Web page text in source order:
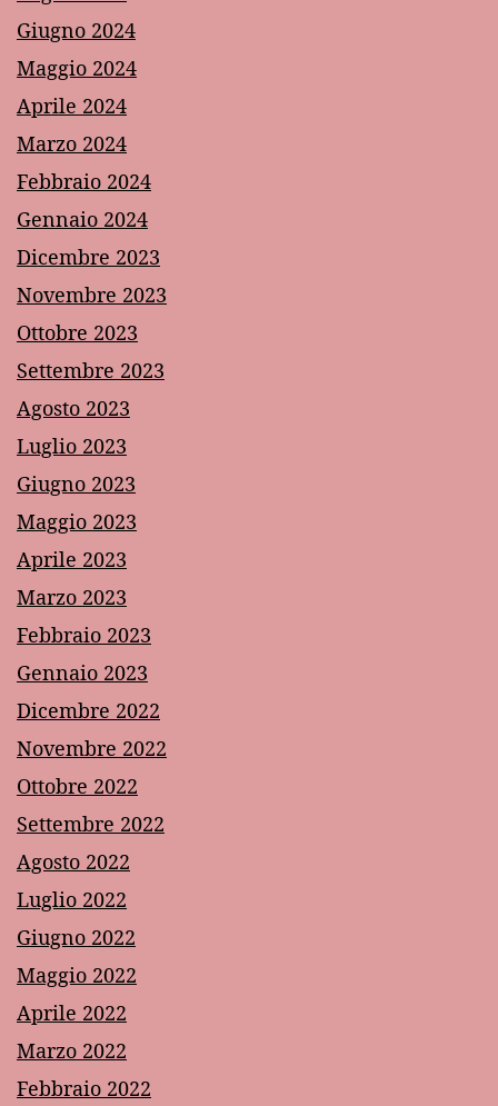
Giugno 2024
Maggio 2024
Aprile 2024
Marzo 2024
Febbraio 2024
Gennaio 2024
Dicembre 2023
Novembre 2023
Ottobre 2023
Settembre 2023
Agosto 2023
Luglio 2023
Giugno 2023
Maggio 2023
Aprile 2023
Marzo 2023
Febbraio 2023
Gennaio 2023
Dicembre 2022
Novembre 2022
Ottobre 2022
Settembre 2022
Agosto 2022
Luglio 2022
Giugno 2022
Maggio 2022
Aprile 2022
Marzo 2022
Febbraio 2022